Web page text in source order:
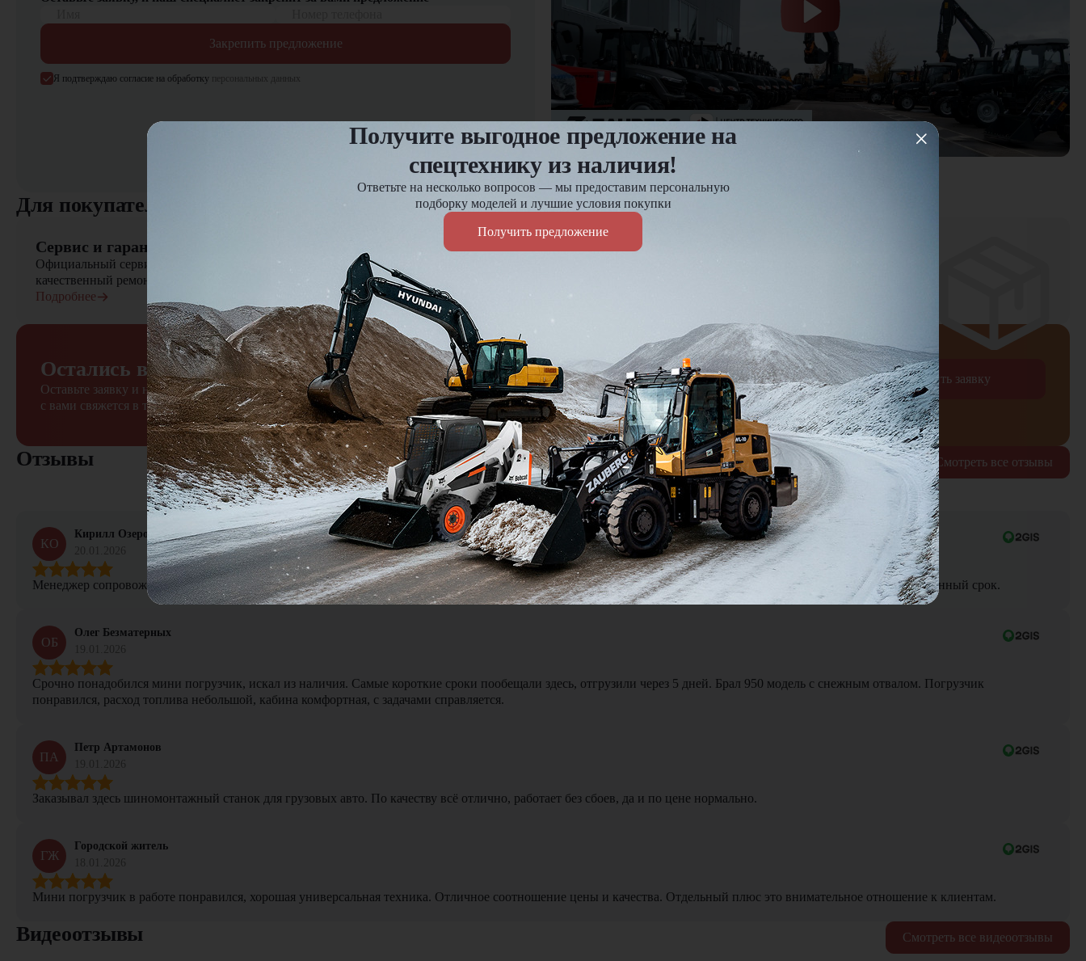
Закрепить предложение
Я подтверждаю согласие на обработку персональных данных
12.03.2025
Предпродажная подготовка
Для покупателя
Сервис и гарантия
Официальный сервисный центр осуществляет быстрый выезд и
качественный ремонт сельскохозяйственной техники
Подробнее
Оплата и доставка
Остались вопросы?
Оставьте заявку и наш менеджер
с вами свяжется в течение 15 минут
Отправить заявку
Я подтверждаю согласие на обработкуперсональных данных
Смотреть все отзывы
Отзывы
КО
Кирилл Озеров
Менеджер сопровождал сделку от начала и до конца, не терялся и был на связи можно сказать 24 на 7. Доставка экскаватора до объекта была выполнена в оговоренный срок.
ОБ
Олег Безматерных
Срочно понадобился мини погрузчик, искал из наличия. Самые короткие сроки пообещали здесь, отгрузили через 5 дней. Брал 950 модель с снежным отвалом. Погрузчик
понравился, расход топлива небольшой, кабина комфортная, с задачами справляется.
ПА
Петр Артамонов
Заказывал здесь шиномонтажный станок для грузовых авто. По качеству всё отлично, работает без сбоев, да и по цене нормально.
ГЖ
Городской житель
Мини погрузчик в работе понравился, хорошая универсальная техника. Отличное соотношение цены и качества. Отдельный плюс это внимательное отношение к клиентам.
Смотреть все видеоотзывы
Видеоотзывы
Получите выгодное предложение на
спецтехнику из наличия!
Ответьте на несколько вопросов — мы предоставим персональную
подборку моделей и лучшие условия покупки
Получить предложение